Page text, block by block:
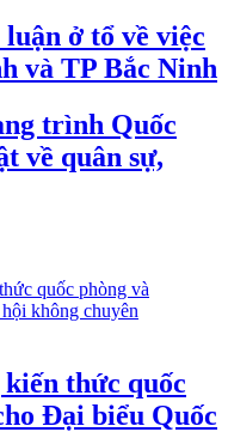
ở tổ về việc
và TP Bắc Ninh
trình Quốc
về quân sự,
thức quốc
Đại biểu Quốc